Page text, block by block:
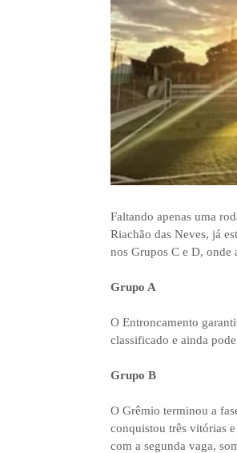
Faltando apenas uma
Riachão das Neves, já
nos Grupos C e D, onde
Grupo A
O Entroncamento
classificado e ainda
Grupo B
O Grêmio terminou a
conquistou três vitórias
com a segunda vaga,